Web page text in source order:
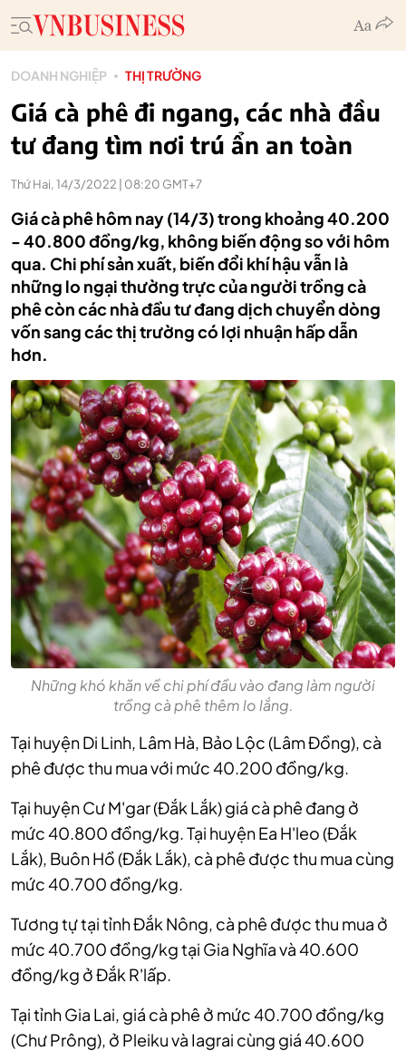
DOANH NGHIỆP THỊ TRƯỜNG
Giá cà phê đi ngang, các nhà đầu
tư đang tìm nơi trú ẩn an toàn
Thứ Hai, 14/3/2022 | 08:20 GMT+7
Giá cà phê hôm nay (14/3) trong khoảng 40.200
- 40.800 đồng/kg, không biến động so với hôm
qua. Chi phí sản xuất, biến đổi khí hậu vẫn là
những lo ngại thường trực của người trồng cà
phê còn các nhà đầu tư đang dịch chuyển dòng
vốn sang các thị trường có lợi nhuận hấp dẫn
hơn.
Những khó khăn về chi phí đầu vào đang làm người
trồng cà phê thêm lo lắng.
Tại huyện Di Linh, Lâm Hà, Bảo Lộc (Lâm Đồng), cà
phê được thu mua với mức 40.200 đồng/kg.
Tại huyện Cư M'gar (Đắk Lắk) giá cà phê đang ở
mức 40.800 đồng/kg. Tại huyện Ea H'leo (Đắk
Lắk), Buôn Hồ (Đắk Lắk), cà phê được thu mua cùng
mức 40.700 đồng/kg.
Tương tự tại tỉnh Đắk Nông, cà phê được thu mua ở
mức 40.700 đồng/kg tại Gia Nghĩa và 40.600
đồng/kg ở Đắk R'lấp.
Tại tỉnh Gia Lai, giá cà phê ở mức 40.700 đồng/kg
(Chư Prông), ở Pleiku và Iagrai cùng giá 40.600